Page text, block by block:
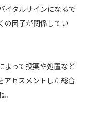
イタルサインになるで
の因子が関係してい
よって投薬や処置など
アセスメントした総合